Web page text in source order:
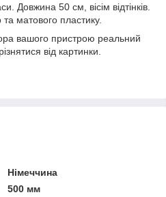
Довжина 50 см, вісім відтінків.
матового пластику.
вашого пристрою реальний
від картинки.
Німеччина
500 мм